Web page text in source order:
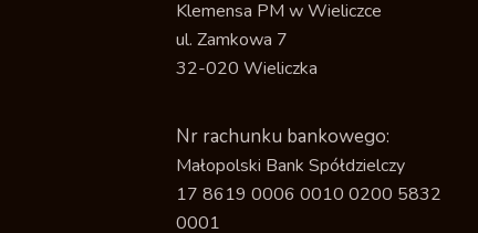
Klemensa PM w Wieliczce
ul. Zamkowa 7
32-020 Wieliczka
Nr rachunku bankowego:
Małopolski Bank Spółdzielczy
17 8619 0006 0010 0200 5832
0001